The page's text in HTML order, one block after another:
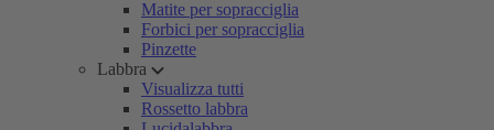
Matite per sopracciglia
Forbici per sopracciglia
Pinzette
Labbra
Visualizza tutti
Rossetto labbra